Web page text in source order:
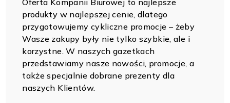
produkty w najlepszej cenie, dlatego
przygotowujemy cykliczne promocje – żeby
Wasze zakupy były nie tylko szybkie, ale i
korzystne. W naszych gazetkach
przedstawiamy nasze nowości, promocje, a
także specjalnie dobrane prezenty dla
naszych Klientów.